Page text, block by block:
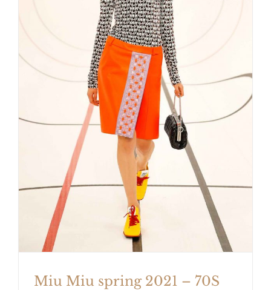
Miu Miu spring 2021 – 70S
BACK
Miu Miu spring 2021 – 70S